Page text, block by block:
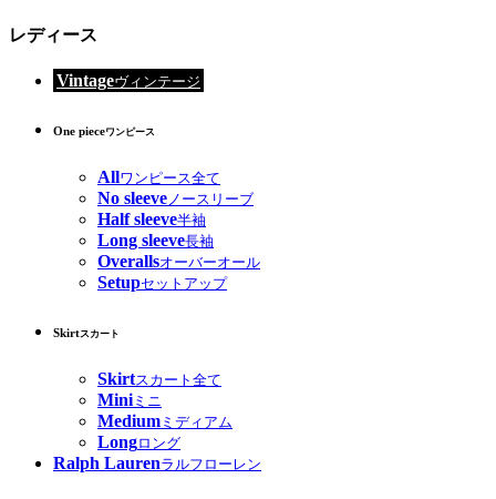
レディース
Vintageヴィンテージ
One pieceワンピース
Allワンピース全て
No sleeveノースリーブ
Half sleeve半袖
Long sleeve長袖
Overallsオーバーオール
Setupセットアップ
Skirtスカート
Skirtスカート全て
Miniミニ
Medium ミディアム
Longロング
Ralph Laurenラルフローレン